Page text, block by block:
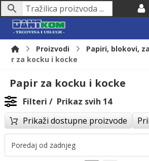
Proizvodi Papiri, blokovi,
r za kocku i kocke
Papir za kocku i kocke
Filteri
Prikaz svih 14
Prikaži dostupne proizvode